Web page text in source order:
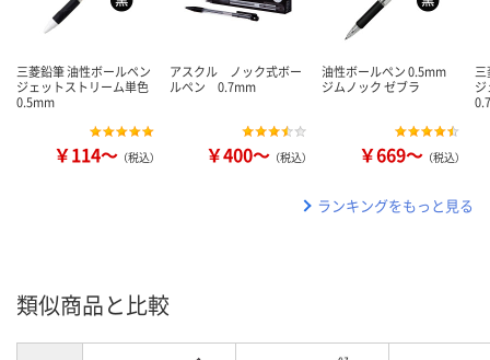
三菱鉛筆 油性ボールペン
ジェットストリーム単色
0.5mm
￥114～ （税込）
アスクル ノック式ボー
ルペン 0.7mm
￥400～ （税込）
油性ボールペン 0.5mm
ジムノック ゼブラ
￥669～ （税込）
ランキングをもっと見る
類似商品と比較